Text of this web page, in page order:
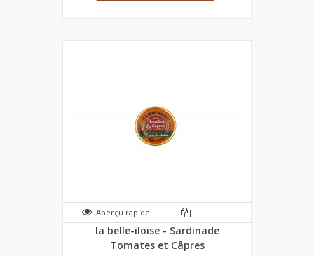
Aperçu rapide
la belle-iloise - Sardinade
Tomates et Câpres